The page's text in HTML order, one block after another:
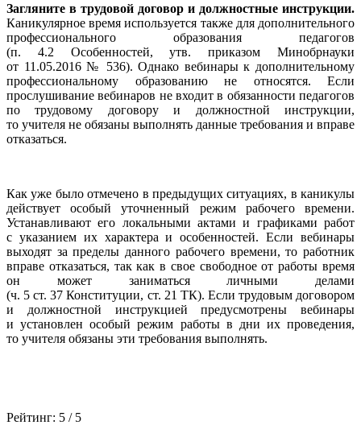
Загляните в трудовой договор и должностные инструкции.
Каникулярное время используется также для дополнительного
профессионального образования педагогов
(п. 4.2 Особенностей, утв. приказом Минобрнауки
от 11.05.2016 № 536). Однако вебинары к дополнительному
профессиональному образованию не относятся. Если
прослушивание вебинаров не входит в обязанности педагогов
по трудовому договору и должностной инструкции,
то учителя не обязаны выполнять данные требования и вправе
отказаться.
Как уже было отмечено в предыдущих ситуациях, в каникулы
действует особый уточненный режим рабочего времени.
Устанавливают его локальными актами и графиками работ
с указанием их характера и особенностей. Если вебинары
выходят за пределы данного рабочего времени, то работник
вправе отказаться, так как в свое свободное от работы время
он может заниматься личными делами
(ч. 5 ст. 37 Конституции, ст. 21 ТК). Если трудовым договором
и должностной инструкцией предусмотрены вебинары
и установлен особый режим работы в дни их проведения,
то учителя обязаны эти требования выполнять.
Рейтинг: 5 / 5